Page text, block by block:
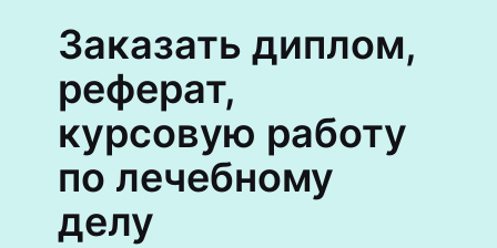
Заказать диплом,
реферат,
курсовую работу
по лечебному
делу